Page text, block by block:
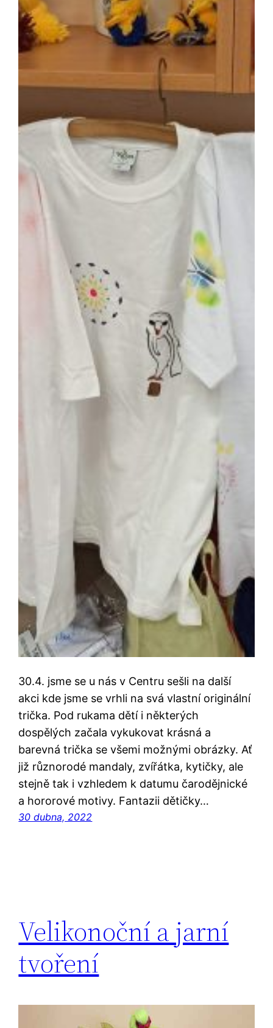
30.4. jsme se u nás v Centru sešli na další
akci kde jsme se vrhli na svá vlastní originální
trička. Pod rukama dětí i některých
dospělých začala vykukovat krásná a
barevná trička se všemi možnými obrázky. Ať
již různorodé mandaly, zvířátka, kytičky, ale
stejně tak i vzhledem k datumu čarodějnické
a hororové motivy. Fantazii dětičky…
30 dubna, 2022
Velikonoční a jarní
tvoření